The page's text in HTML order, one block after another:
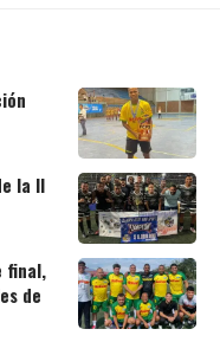
la II
final,
de